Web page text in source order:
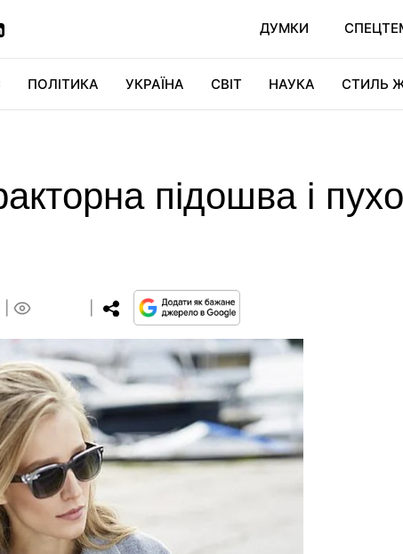
ДУМКИ
ПОЛІТИКА УКРАЇНА СВІТ НАУКА СТИЛЬ
підошва і